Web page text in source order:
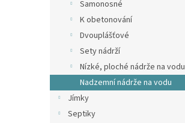
Samonosné
K obetonování
Dvouplášťové
Sety nádrží
Nízké, ploché nádrže na vodu
Nadzemní nádrže na vodu
Jímky
Septiky